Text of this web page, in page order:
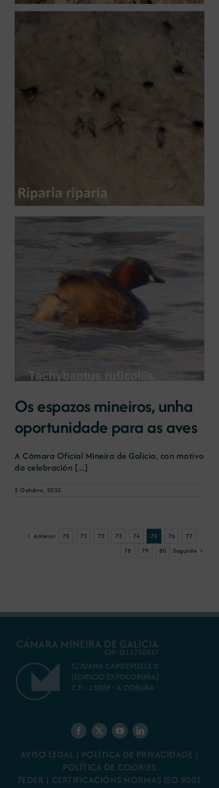
Os espazos mineiros, unha
oportunidade para as aves
A Cámara Oficial Mineira de Galicia, con motivo
da celebración [...]
2 Outubro, 2015
Anterior 70 71 72 73 74 75 76
77
78
79 80 Seguinte
AVISO LEGAL | POLÍTICA DE PRIVACIDADE |
POLÍTICA DE COOKIES
FEDER | CERTIFICACIÓNS NORMAS ISO 9001